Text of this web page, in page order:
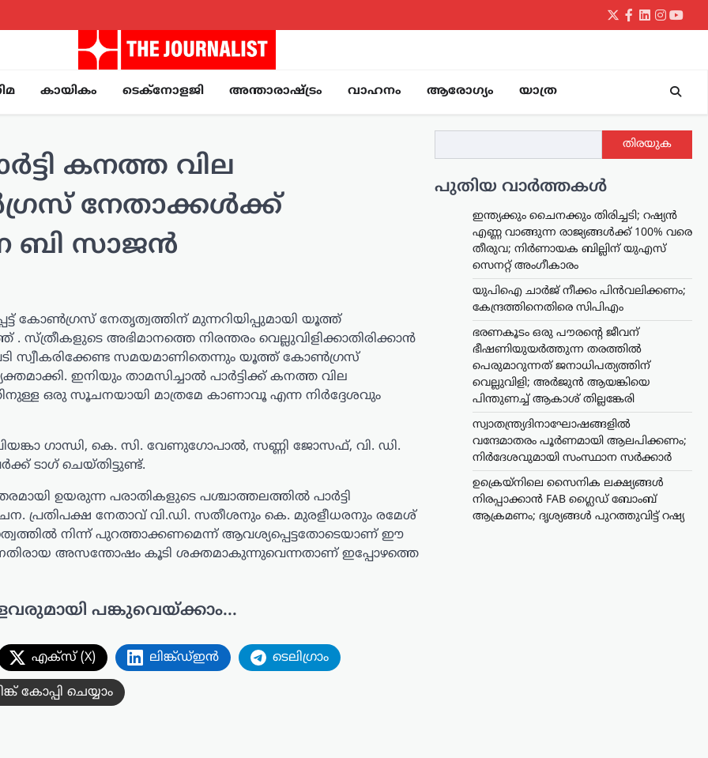
Twitter
Facebook
LinkedIn
കായികം ടെക്നോളജി അന്താരാഷ്ട്രം വാഹനം ആരോഗ്യം യാത്ര
കനത്ത വില
നേതാക്കള്‍ക്ക്
ബി സാജൻ
കോൺഗ്രസ് നേതൃത്വത്തിന് മുന്നറിയിപ്പുമായി യൂത്ത്
അഭിമാനത്തെ നിരന്തരം വെല്ലുവിളിക്കാതിരിക്കാൻ
സ്വീകരിക്കേണ്ട സമയമാണിതെന്നും യൂത്ത് കോൺഗ്രസ്
ഇനിയും താമസിച്ചാൽ പാർട്ടിക്ക് കനത്ത വില
ഒരു സൂചനയായി മാത്രമേ കാണാവൂ എന്ന നിർദ്ദേശവും
ഗാന്ധി, കെ. സി. വേണുഗോപാൽ, സണ്ണി ജോസഫ്, വി. ഡി.
ടാഗ് ചെയ്തിട്ടുണ്ട്.
ഉയരുന്ന പരാതികളുടെ പശ്ചാത്തലത്തിൽ പാർട്ടി
പ്രതിപക്ഷ നേതാവ് വി.ഡി. സതീശനും കെ. മുരളീധരനും രമേശ്
നിന്ന് പുറത്താക്കണമെന്ന് ആവശ്യപ്പെട്ടതോടെയാണ് ഈ
അസന്തോഷം കൂടി ശക്തമാകുന്നുവെന്നതാണ് ഇപ്പോഴത്തെ
പങ്കുവെയ്ക്കാം...
എക്സ് (X) ലിങ്ക്ഡ്ഇൻ ടെലിഗ്രാം
കോപ്പി ചെയ്യാം
തിരയുക
പുതിയ വാർത്തകൾ
ഇന്ത്യക്കും ചൈനക്കും തിരിച്ചടി; റഷ്യൻ
എണ്ണ വാങ്ങുന്ന രാജ്യങ്ങൾക്ക് 100% വരെ
തീരുവ; നിർണായക ബില്ലിന് യുഎസ്
സെനറ്റ് അംഗീകാരം
യുപിഐ ചാർജ് നീക്കം പിൻവലിക്കണം;
കേന്ദ്രത്തിനെതിരെ സിപിഎം
ഭരണകൂടം ഒരു പൗരന്റെ ജീവന്
ഭീഷണിയുയര്‍ത്തുന്ന തരത്തില്‍
പെരുമാറുന്നത് ജനാധിപത്യത്തിന്
വെല്ലുവിളി; അര്‍ജുന്‍ ആയങ്കിയെ
പിന്തുണച്ച് ആകാശ് തില്ലങ്കേരി
സ്വാതന്ത്ര്യദിനാഘോഷങ്ങളിൽ
വന്ദേമാതരം പൂർണമായി ആലപിക്കണം;
നിർദേശവുമായി സംസ്ഥാന സർക്കാർ
ഉക്രെയ്നിലെ സൈനിക ലക്ഷ്യങ്ങൾ
നിരപ്പാക്കാൻ FAB ഗ്ലൈഡ് ബോംബ്
ആക്രമണം; ദൃശ്യങ്ങൾ പുറത്തുവിട്ട് റഷ്യ